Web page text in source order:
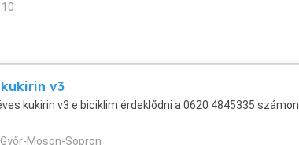
v3
kukirin v3 e biciklim érdeklődni a 0620 4845335 számon
Győr-Moson-Sopron